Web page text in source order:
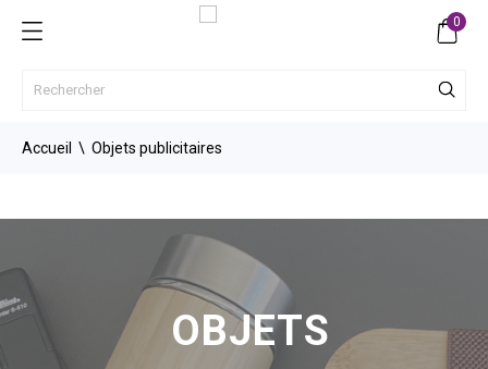
0
Accueil Objets publicitaires
OBJETS